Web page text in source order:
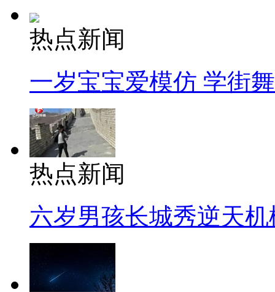
热点新闻
一岁宝宝爱模仿 学街
热点新闻
六岁男孩长城秀逆天机